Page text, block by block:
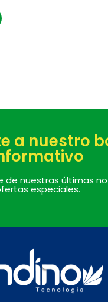
a nuestro
de nuestras últimas
especiales.